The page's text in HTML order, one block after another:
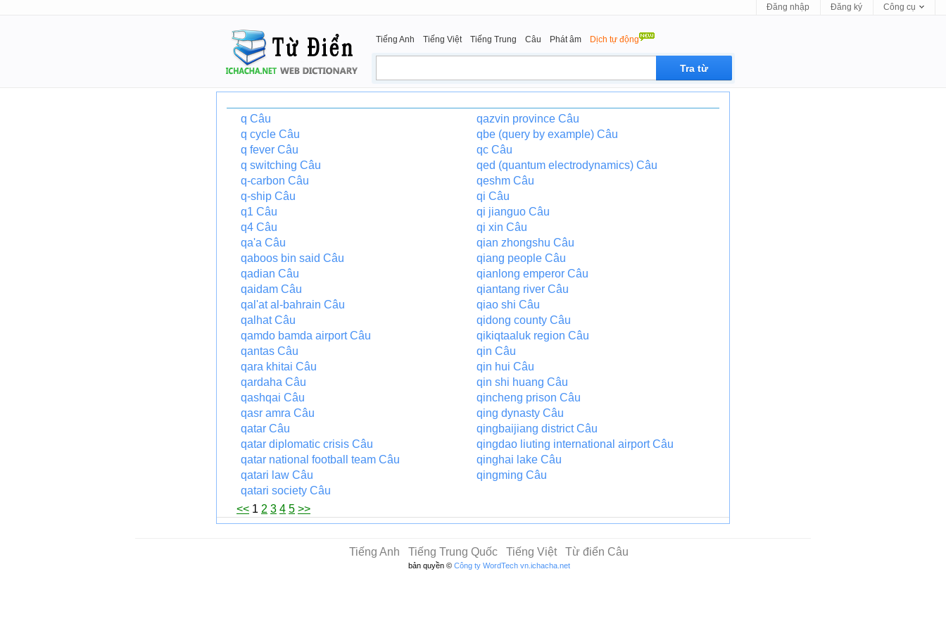
Đăng nhập Đăng ký Công cụ
Tiếng Anh Tiếng Việt Tiếng Trung Câu Phát âm Dịch tự động
q Câu
q cycle Câu
q fever Câu
q switching Câu
q-carbon Câu
q-ship Câu
q1 Câu
q4 Câu
qa'a Câu
qaboos bin said Câu
qadian Câu
qaidam Câu
qal'at al-bahrain Câu
qalhat Câu
qamdo bamda airport Câu
qantas Câu
qara khitai Câu
qardaha Câu
qashqai Câu
qasr amra Câu
qatar Câu
qatar diplomatic crisis Câu
qatar national football team Câu
qatari law Câu
qatari society Câu
qazvin province Câu
qbe (query by example) Câu
qc Câu
qed (quantum electrodynamics) Câu
qeshm Câu
qi Câu
qi jianguo Câu
qi xin Câu
qian zhongshu Câu
qiang people Câu
qianlong emperor Câu
qiantang river Câu
qiao shi Câu
qidong county Câu
qikiqtaaluk region Câu
qin Câu
qin hui Câu
qin shi huang Câu
qincheng prison Câu
qing dynasty Câu
qingbaijiang district Câu
qingdao liuting international airport Câu
qinghai lake Câu
qingming Câu
<< 1 2 3 4 5 >>
Tiếng Anh Tiếng Trung Quốc Tiếng Việt Từ điển Câu
bản quyền © Công ty WordTech vn.ichacha.net